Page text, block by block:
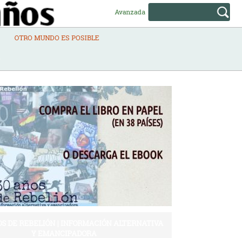
Avanzada
OTRO MUNDO ES POSIBLE